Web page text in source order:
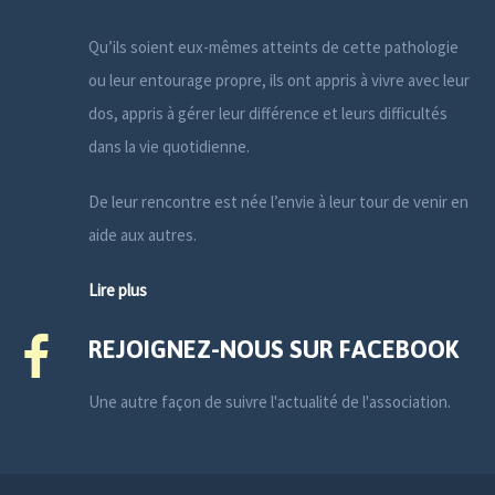
Qu’ils soient eux-mêmes atteints de cette pathologie
ou leur entourage propre, ils ont appris à vivre avec leur
dos, appris à gérer leur différence et leurs difficultés
dans la vie quotidienne.
De leur rencontre est née l’envie à leur tour de venir en
aide aux autres.
Lire plus
REJOIGNEZ-NOUS SUR FACEBOOK
Une autre façon de suivre l'actualité de l'association.